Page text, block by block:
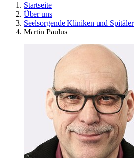
Startseite
Über uns
Seelsorgende Kliniken und Spitäler
Martin Paulus